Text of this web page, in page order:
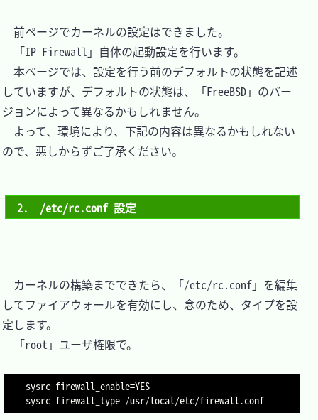
前ページでカーネルの設定はできました。
「IP Firewall」自体の起動設定を行います。
本ページでは、設定を行う前のデフォルトの状態を記述
していますが、デフォルトの状態は、「FreeBSD」のバー
ジョンによって異なるかもしれません。
よって、環境により、下記の内容は異なるかもしれない
ので、悪しからずご了承ください。
2.　/etc/rc.conf 設定
カーネルの構築までできたら、「/etc/rc.conf」を編集
してファイアウォールを有効にし、念のため、タイプを設
定します。
「root」ユーザ権限で。
sysrc firewall_enable=YES
sysrc firewall_type=